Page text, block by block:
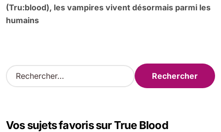
(Tru:blood), les vampires vivent désormais parmi les
humains
R
e
r
Vos sujets favoris sur True Blood